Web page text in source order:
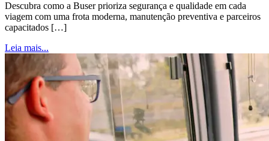
Descubra como a Buser prioriza segurança e qualidade em cada
viagem com uma frota moderna, manutenção preventiva e parceiros
capacitados […]
Leia mais...